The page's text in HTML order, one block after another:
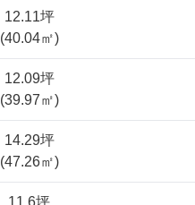
12.11坪
(40.04㎡)
12.09坪
(39.97㎡)
14.29坪
(47.26㎡)
11.6坪